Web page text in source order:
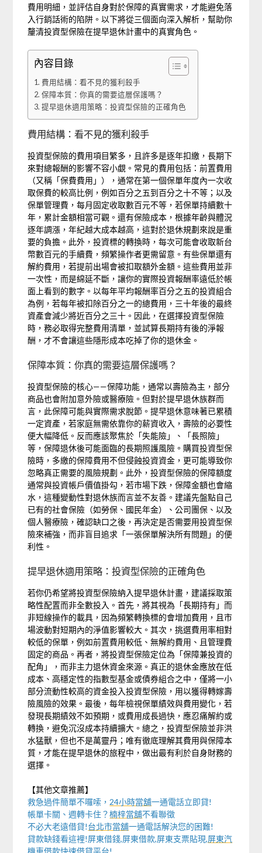
費用明細，並評估自身對於保障的真實需求，才能避免落
入行銷話術的陷阱。以下將從三個面向深入解析，幫助你
釐清投資型保險在提早退休計畫中的真實角色。
內容目錄
費用結構：看不見的獲利殺手
保障本質：你真的需要這層保護嗎？
提早退休適用策略：投資型保險的正確角色
費用結構：看不見的獲利殺手
投資型保險的費用項目繁多，且許多是逐年扣繳，長期下
來對總報酬的影響不容小覷。常見的費用包括：前置費用
（又稱「保費費用」），通常在第一個保單年度內一次收
取保費的較高比例，例如百分之五到百分之十不等；以及
保單管理費，每月固定收取數百元不等，若保單持續數十
年，累計金額相當可觀。還有保險成本，根據年齡與體況
逐年調漲，年紀越大成本越高，這對於退休規劃來說是重
要的負擔。此外，投資標的轉換時，每次可能會收取新台
幣數百元的手續費，頻繁操作者更需留意。有些保單還有
解約費用，若提前出場會被扣取額外金額。這些費用並非
一次性，而是綿延不斷，讓你的實際投資報酬率遠低於帳
面上看到的數字。以每年平均報酬率百分之五的投資組合
為例，若每年被扣除百分之一的總費用，三十年後的最終
資產會減少將近百分之三十。因此，在選擇投資型保險
時，務必取得完整費用清單，並試算長期持有後的淨報
酬，才不會讓這些隱形成本吃掉了你的退休金。
保障本質：你真的需要這層保護嗎？
投資型保險的核心——保障功能，通常以壽險為主，部分
商品也會附加意外險或醫療險。但對於提早退休族群而
言，此保障可能與實際需求脫節。提早退休意味著已累積
一定資產，若家庭無需依靠你的薪資收入，壽險的必要性
便大幅降低。反而應該聚焦於「失能險」、「長照險」
等，保障退休後可能面臨的長期照護風險。購買投資型保
險時，多繳的保障費用不但侵蝕投資資金，更可能導致你
忽略真正需要的風險規劃。此外，投資型保險的保障額度
通常與投資帳戶價值掛勾，若市場下跌，保障金額也會縮
水，這種變動性對退休族而言並不友善。建議先盤點自己
已有的社會保險（如勞保、國民年金）、公司團保、以及
個人醫療險，確認缺口之後，再決定是否需要用投資型保
險來補強，而非盲目追求「一張保單解決所有問題」的便
利性。
提早退休適用策略：投資型保險的正確角色
若你仍希望將投資型保險納入提早退休計畫，建議採取策
略性配置而非全數投入。首先，將其視為「長期持有」而
非短線操作的載具，因為頻繁轉換標的會增加費用，且市
場波動對短期內的淨值影響較大。其次，挑選費用率相對
較低的保單，例如前置費用較低、無解約費用、且管理費
固定的商品。再者，將投資型保險定位為「保障兼投資的
配角」，而非主力退休資金來源。真正的退休金應放在低
成本、高穩定性的指數型基金或債券組合之中，僅將一小
部分流動性較高的資金投入投資型保險，用以獲得轉嫁壽
險風險的效果。最後，每年檢視保單績效與費用變化，若
發現長期績效不如預期，或費用成長過快，應忍痛解約或
轉換，避免沉沒成本持續擴大。總之，投資型保險並非洪
水猛獸，但也不是萬靈丹；唯有徹底理解其費用與保障本
質，才能在提早退休的旅程中，做出最有利於自身財務的
選擇。
【其他文章推薦】
救急過件簡單不囉嗦， 24小時當舖一通電話立即貸!
帳單卡關、週轉卡住？楠梓當舖不看聯徵
不必大老遠借貸!台北市當舖一通電話解決您的困難!
貸款缺錢看這裡!屏東借錢,屏東借款,屏東支票貼現,屏東汽
機車借款快速借貸平台!